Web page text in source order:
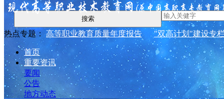
搜索
热点专题： 高等职业教育质量年度报告 "双高计划"建设专
首页
重要资讯
要闻
公告
地方动态